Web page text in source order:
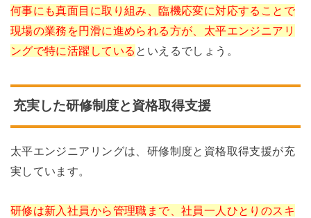
何事にも真面目に取り組み、臨機応変に対応することで
現場の業務を円滑に進められる方が、太平エンジニアリ
ングで特に活躍している といえるでしょう。
充実した研修制度と資格取得支援
太平エンジニアリングは、研修制度と資格取得支援が充
実しています。
研修は新入社員から管理職まで、社員一人ひとりのスキ